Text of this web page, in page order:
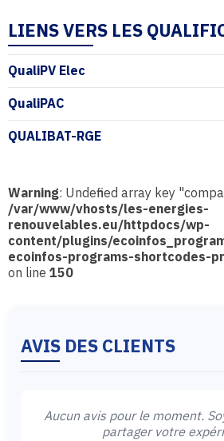
LIENS VERS LES
QualiPV Elec
QualiPAC
QUALIBAT-RGE
Warning: Undefined array key
/var/www/vhosts/les-energies-
renouvelables.eu/httpdocs/wp-
content/plugins/
ecoinfos-programs-shortcodes-
on line 150
AVIS DES CLIENTS
Aucun avis pour le moment.
partager votre